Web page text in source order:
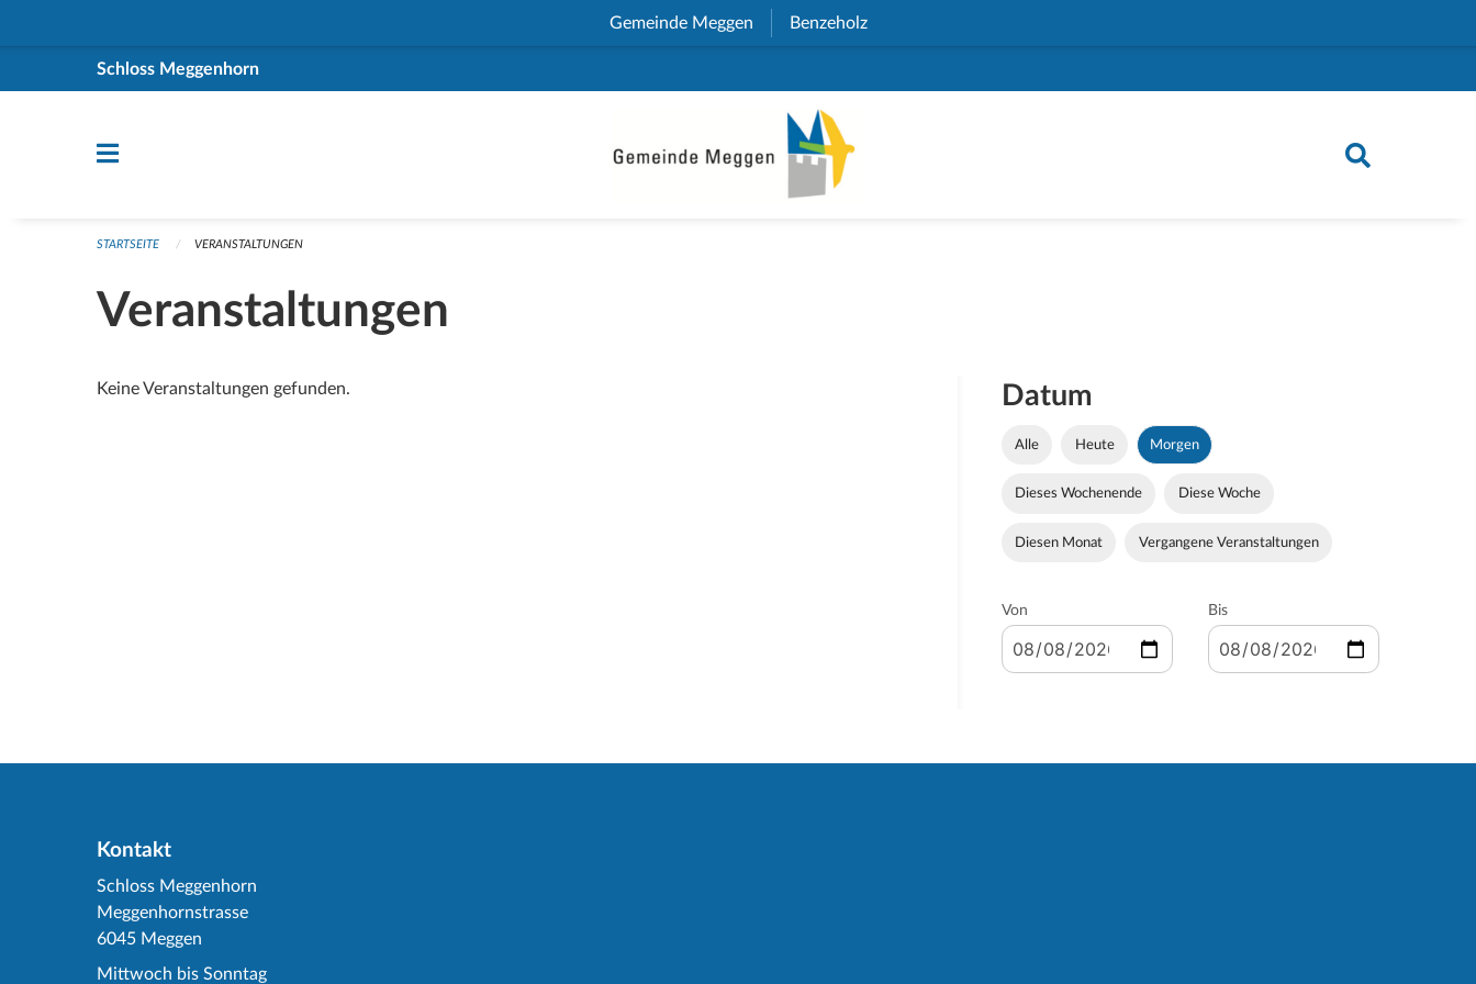
Gemeinde Meggen (External Link)
Benzeholz(External Link)
Schloss Meggenhorn
STARTSEITE VERANSTALTUNGEN
Veranstaltungen
Keine Veranstaltungen gefunden. Datum
Alle Heute Morgen
Dieses Wochenende Diese Woche
Diesen Monat Vergangene Veranstaltungen
Von Bis
Kontakt
Schloss Meggenhorn
Meggenhornstrasse
6045 Meggen
Mittwoch bis Sonntag